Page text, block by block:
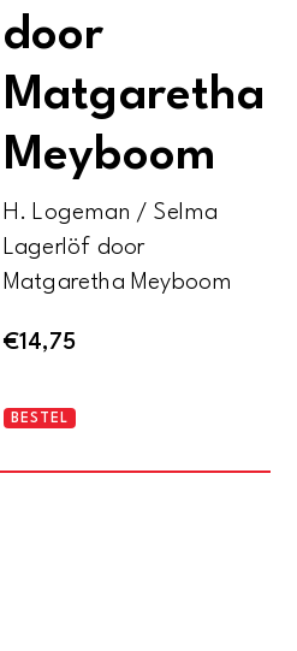
door
Matgaretha
Meyboom
H. Logeman / Selma
Lagerlöf door
Matgaretha Meyboom
€14,75
Scandinavische
BESTEL